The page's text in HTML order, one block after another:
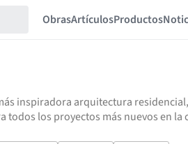
ObrasArtículosProductos
inspiradora arquitectura
los proyectos más nuevos en la